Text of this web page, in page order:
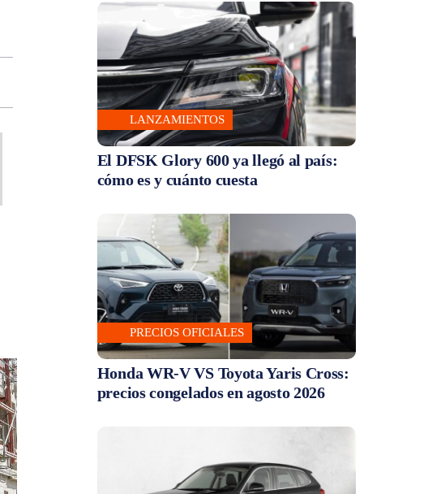
LANZAMIENTOS
El DFSK Glory 600 ya llegó al país:
cómo es y cuánto cuesta
PRECIOS OFICIALES
Honda WR-V VS Toyota Yaris Cross:
precios congelados en agosto 2026